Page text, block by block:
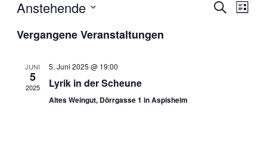
Suche
Liste
Anstehende
wählen.
Vergangene Veranstaltungen
JUNI
5
2025
5. Juni 2025 @ 19:00
Lyrik in der Scheune
Altes Weingut, Dörrgasse 1 in Aspisheim